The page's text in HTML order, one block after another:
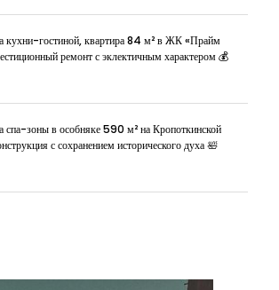
кухни-гостиной, квартира 84 м² в ЖК «Прайм
ремонт с эклектичным характером 💰
спа-зоны в особняке 590 м² на Кропоткинской
с сохранением исторического духа 🛀